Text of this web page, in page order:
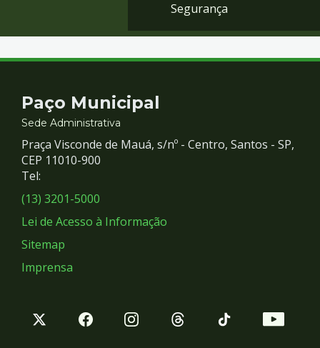
Segurança
Contato
e
Redes
Sociais
Paço Municipal
Sede Administrativa
Praça Visconde de Mauá, s/nº - Centro, Santos - SP,
CEP 11010-900
Tel:
(13) 3201-5000
Lei de Acesso à Informação
Sitemap
Imprensa